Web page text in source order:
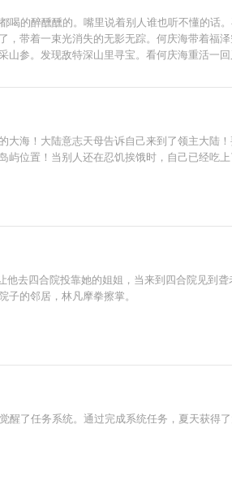
喝的醉醺醺的。嘴里说着别人谁也听不懂的
带着一束光消失的无影无踪。何庆海带着
参。发现敌特深山里寻宝。看何庆海重活一
大海！大陆意志天母告诉自己来到了领主大
位置！当别人还在忍饥挨饿时，自己已经
他去四合院投靠她的姐姐，当来到四合院见
的邻居，林凡摩拳擦掌。
了任务系统。通过完成系统任务，夏天获得